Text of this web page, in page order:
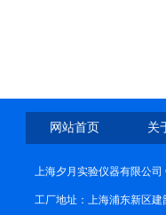
网站首页 关
上海夕月实验仪器有限公
工厂地址：上海浦东新区建